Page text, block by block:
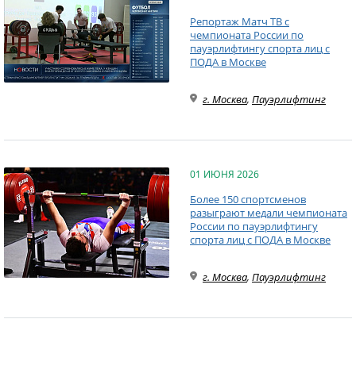
Репортаж Матч ТВ с
чемпионата России по
пауэрлифтингу спорта лиц с
ПОДА в Москве
г. Москва, Пауэрлифтинг
01 ИЮНЯ 2026
Более 150 спортсменов
разыграют медали чемпионата
России по пауэрлифтингу
спорта лиц с ПОДА в Москве
г. Москва, Пауэрлифтинг